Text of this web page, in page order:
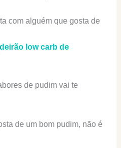
com alguém que gosta de
low carb de
de pudim vai te
de um bom pudim, não é